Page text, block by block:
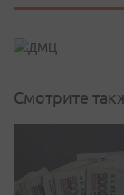
Смотрите